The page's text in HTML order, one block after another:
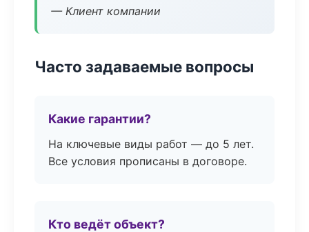
— Клиент компании
Часто задаваемые вопросы
Какие гарантии?
На ключевые виды работ — до 5 лет.
Все условия прописаны в договоре.
Кто ведёт объект?